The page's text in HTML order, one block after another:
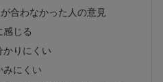
合わなかった人の意見
感じる
かりにくい
みにくい